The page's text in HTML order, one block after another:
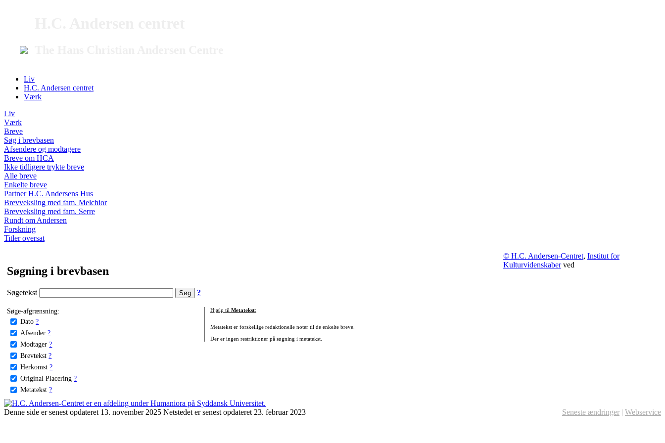
Liv
H.C. Andersen centret
Værk
Liv
Værk
Breve
Søg i brevbasen
Afsendere og modtagere
Breve om HCA
Ikke tidligere trykte breve
Alle breve
Enkelte breve
Partner H.C. Andersens Hus
Brevveksling med fam. Melchior
Brevveksling med fam. Serre
Rundt om Andersen
Forskning
Titler oversat
Søgning i brevbasen
Søgetekst ?
Søge-afgrænsning:
Dato ?
Afsender ?
Modtager ?
Brevtekst ?
Herkomst ?
Original Placering ?
Metatekst ?
Hjælp til Metatekst:
Metatekst er forskellige redaktionelle noter til de enkelte breve.
Der er ingen restriktioner på søgning i metatekst.
© H.C. Andersen-Centret, Institut for
Kulturvidenskaberved
Denne side er senest opdateret 13. november 2025 Netstedet er senest opdateret 23. februar 2023 Seneste ændringer | Webservice